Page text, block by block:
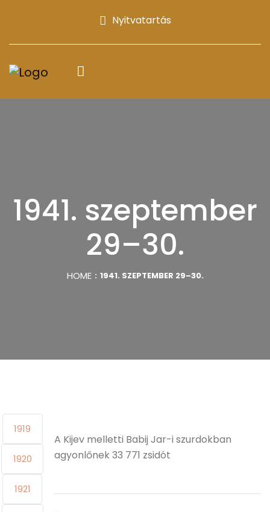
Nyitvatartás
1941. szeptember
29–30.
HOME 1941. SZEPTEMBER 29–30.
1919
1920
1921
A Kijev melletti Babij Jar-i szurdokban
agyonlőnek 33 771 zsidót